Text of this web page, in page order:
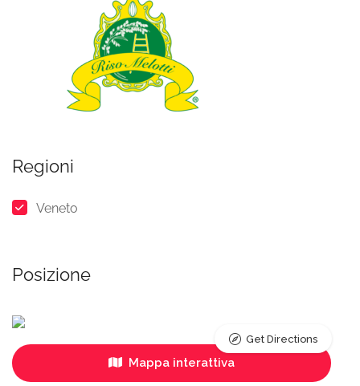
Regioni
Veneto
Posizione
Mappa interattiva
Get Directions